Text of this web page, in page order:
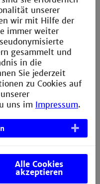
unserer
wir mit Hilfe der
immer weiter
gesammelt und
in die
Sie jederzeit
zu Cookies auf
uns im Impressum.
Alle Cookies
akzeptieren